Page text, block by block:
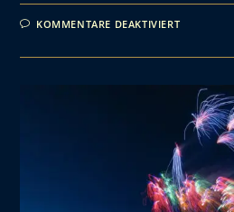
KOMMENTARE DEAKTIVIERT